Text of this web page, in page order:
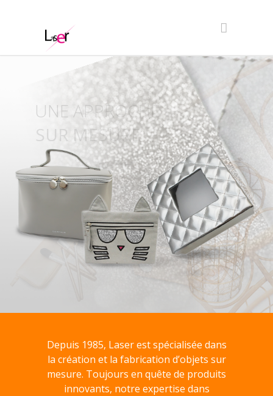
COMPETENCES
UNISSONS NOS
Depuis 1985, Laser est spécialisée dans
la création et la fabrication d’objets sur
mesure. Toujours en quête de produits
innovants, notre expertise dans